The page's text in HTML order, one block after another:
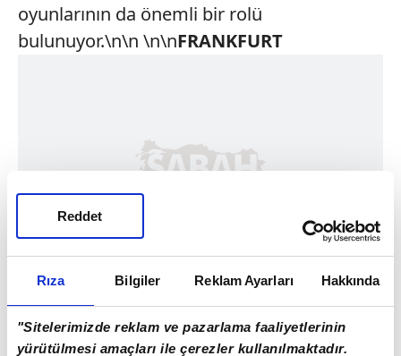
Rıza Bilgiler Reklam Ayarları Hakkında
"Sitelerimizde reklam ve pazarlama faaliyetlerinin
yürütülmesi amaçları ile çerezler kullanılmaktadır.
Reddet
oyunlarının da önemli bir rolü
bulunuyor.\n\n \n\nFRANKFURT